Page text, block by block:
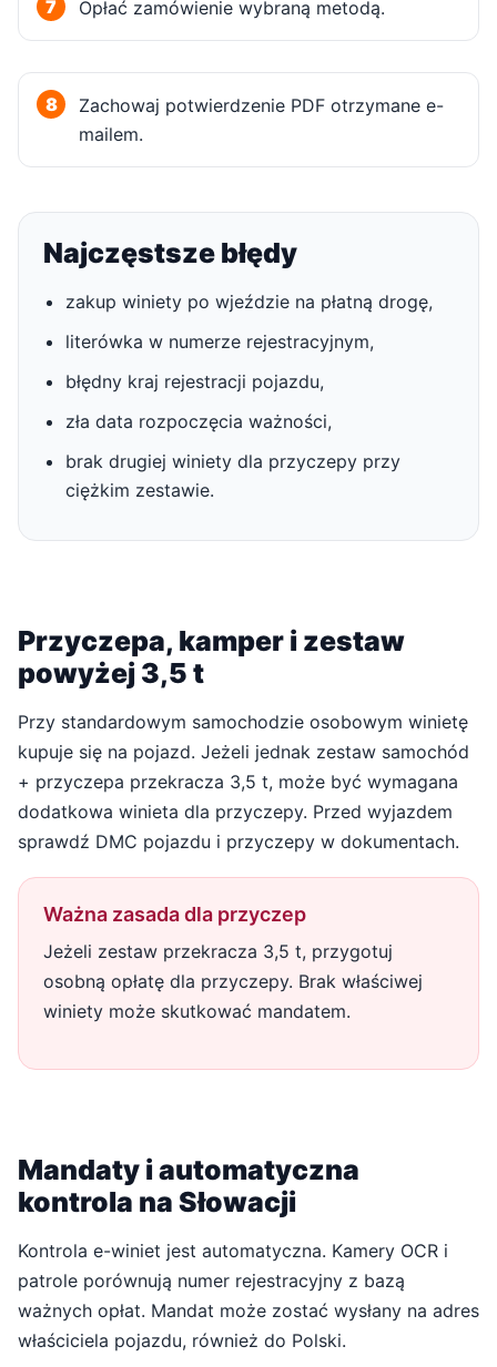
Opłać zamówienie wybraną metodą.
Zachowaj potwierdzenie PDF otrzymane e-
mailem.
Najczęstsze błędy
zakup winiety po wjeździe na płatną drogę,
literówka w numerze rejestracyjnym,
błędny kraj rejestracji pojazdu,
zła data rozpoczęcia ważności,
brak drugiej winiety dla przyczepy przy
ciężkim zestawie.
Przyczepa, kamper i zestaw
powyżej 3,5 t
Przy standardowym samochodzie osobowym winietę
kupuje się na pojazd. Jeżeli jednak zestaw samochód
+ przyczepa przekracza 3,5 t, może być wymagana
dodatkowa winieta dla przyczepy. Przed wyjazdem
sprawdź DMC pojazdu i przyczepy w dokumentach.
Ważna zasada dla przyczep
Jeżeli zestaw przekracza 3,5 t, przygotuj
osobną opłatę dla przyczepy. Brak właściwej
winiety może skutkować mandatem.
Mandaty i automatyczna
kontrola na Słowacji
Kontrola e-winiet jest automatyczna. Kamery OCR i
patrole porównują numer rejestracyjny z bazą
ważnych opłat. Mandat może zostać wysłany na adres
właściciela pojazdu, również do Polski.